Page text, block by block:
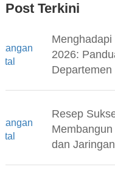
Post Terkini
2026:
Resep
dan